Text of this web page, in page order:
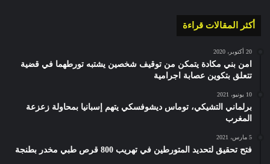
أكثر المقالات قراءة
20 أكتوبر، 2020
امن بني مكادة يتمكن من توقيف شخصين يشتبه تورطهما في قضية
تتعلق بتكوين عصابة اجرامية
10 يونيو، 2021
برلماني التشيكي، توماس ديشوفسكي يتهم إسبانيا بمحاولة زعزعة
المغرب
5 مارس، 2021
فتح تحقيق لتحديد المتورطين في تهريب 800 قرص طبي مخدر بطنجة